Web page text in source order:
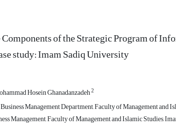
of the Strategic Program of
study: Imam Sadiq University
Hosein Ghanadanzadeh2
Management Department, Faculty of Management and
Management, Faculty of Management and Islamic Studies,